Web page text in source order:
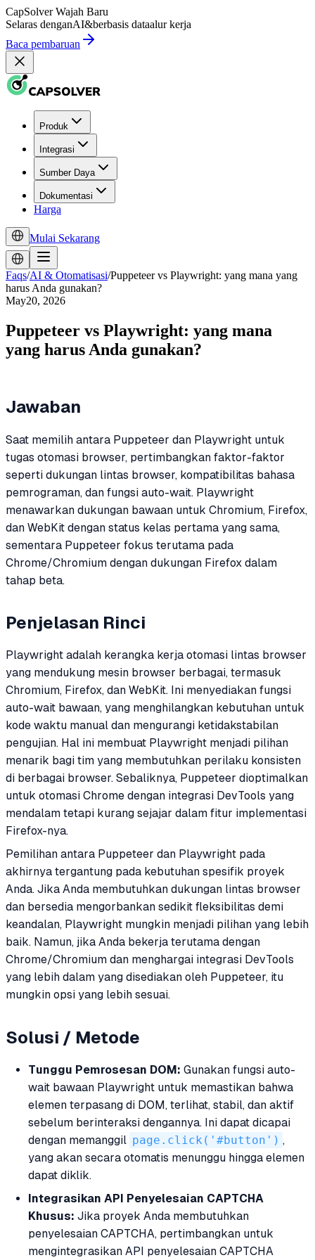
CapSolver Wajah Baru
Selaras denganAI&berbasis dataalur kerja
Baca pembaruan
Produk
Integrasi
Sumber Daya
Dokumentasi
Harga
Mulai Sekarang
Faqs/AI & Otomatisasi/Puppeteer vs Playwright: yang mana yang
harus Anda gunakan?
May20, 2026
Puppeteer vs Playwright: yang mana
yang harus Anda gunakan?
Jawaban
Saat memilih antara Puppeteer dan Playwright untuk
tugas otomasi browser, pertimbangkan faktor-faktor
seperti dukungan lintas browser, kompatibilitas bahasa
pemrograman, dan fungsi auto-wait. Playwright
menawarkan dukungan bawaan untuk Chromium, Firefox,
dan WebKit dengan status kelas pertama yang sama,
sementara Puppeteer fokus terutama pada
Chrome/Chromium dengan dukungan Firefox dalam
tahap beta.
Penjelasan Rinci
Playwright adalah kerangka kerja otomasi lintas browser
yang mendukung mesin browser berbagai, termasuk
Chromium, Firefox, dan WebKit. Ini menyediakan fungsi
auto-wait bawaan, yang menghilangkan kebutuhan untuk
kode waktu manual dan mengurangi ketidakstabilan
pengujian. Hal ini membuat Playwright menjadi pilihan
menarik bagi tim yang membutuhkan perilaku konsisten
di berbagai browser. Sebaliknya, Puppeteer dioptimalkan
untuk otomasi Chrome dengan integrasi DevTools yang
mendalam tetapi kurang sejajar dalam fitur implementasi
Firefox-nya.
Pemilihan antara Puppeteer dan Playwright pada
akhirnya tergantung pada kebutuhan spesifik proyek
Anda. Jika Anda membutuhkan dukungan lintas browser
dan bersedia mengorbankan sedikit fleksibilitas demi
keandalan, Playwright mungkin menjadi pilihan yang lebih
baik. Namun, jika Anda bekerja terutama dengan
Chrome/Chromium dan menghargai integrasi DevTools
yang lebih dalam yang disediakan oleh Puppeteer, itu
mungkin opsi yang lebih sesuai.
Solusi / Metode
Tunggu Pemrosesan DOM: Gunakan fungsi auto-
wait bawaan Playwright untuk memastikan bahwa
elemen terpasang di DOM, terlihat, stabil, dan aktif
sebelum berinteraksi dengannya. Ini dapat dicapai
dengan memanggil page.click('#button') ,
yang akan secara otomatis menunggu hingga elemen
dapat diklik.
Integrasikan API Penyelesaian CAPTCHA
Khusus: Jika proyek Anda membutuhkan
penyelesaian CAPTCHA, pertimbangkan untuk
mengintegrasikan API penyelesaian CAPTCHA